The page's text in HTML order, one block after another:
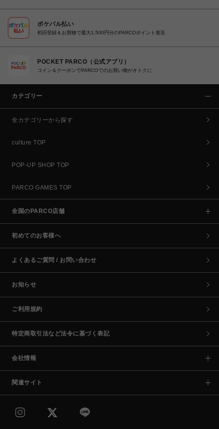
ポケパル払い
初回登録＆お買物で最大1,500円分のPARCOポイント進呈
POCKET PARCO（公式アプリ）
コイン＆クーポンでPARCOでのお買い物がオトクに
カテゴリー
全カテゴリーから探す
culture TOP
POP-UP SHOP TOP
PARCO GAMES TOP
全国のPARCO店舗
初めてのお客様へ
よくあるご質問 / お問い合わせ
お知らせ
ご利用規約
特定商取引法など法令に基づく表記
会社情報
関連サイト